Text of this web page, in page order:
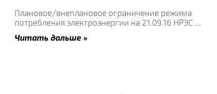
Плановое/внеплановое ограничение режима
потребления электроэнергии на 21.09.16 НРЭС ...
Читать дальше »